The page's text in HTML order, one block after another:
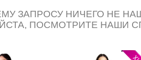
ЗАПРОСУ НИЧЕГО НЕ
ПОСМОТРИТЕ НАШИ